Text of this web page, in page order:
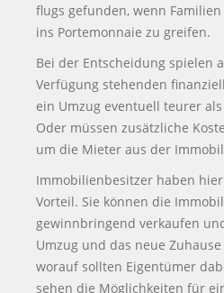
flugs gefunden, wenn
ins Portemonnaie zu greifen.
Bei der Entscheidung spielen
Verfügung stehenden
ein Umzug eventuell teurer
Oder müssen zusätzliche
um die Mieter aus der
Immobilienbesitzer haben
Vorteil. Sie können die
gewinnbringend verkaufen
Umzug und das neue
worauf sollten Eigentümer
sehen die Möglichkeiten für